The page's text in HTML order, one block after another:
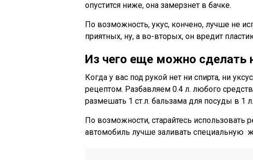
опустится ниже, она замерзнет в бачке.
По возможность, укус, кончено, лучше не
приятных, ну, а во-вторых, он вредит
Из чего еще можно сделать
Когда у вас под рукой нет ни спирта, ни
рецептом. Разбавляем 0.4 л. любого
размешать 1 ст.л. бальзама для посуды в 1
По возможности, старайтесь использовать
автомобиль лучше заливать специальную